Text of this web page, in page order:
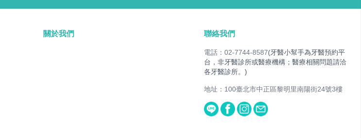
關於我們 聯絡我們
電話：02-7744-8587(牙醫小幫手為牙醫預約平
台，非牙醫診所或醫療機構；醫療相關問題請洽
各牙醫診所。)
地址：100臺北市中正區黎明里南陽街24號3樓